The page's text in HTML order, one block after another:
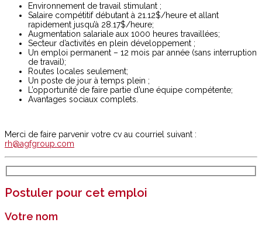
Environnement de travail stimulant ;
Salaire compétitif débutant à 21.12$/heure et allant
rapidement jusqu’à 28.17$/heure;
Augmentation salariale aux 1000 heures travaillées;
Secteur d’activités en plein développement ;
Un emploi permanent – 12 mois par année (sans interruption
de travail);
Routes locales seulement;
Un poste de jour à temps plein ;
L’opportunité de faire partie d’une équipe compétente;
Avantages sociaux complets.
Merci de faire parvenir votre cv au courriel suivant :
rh@agfgroup.com
Postuler pour cet emploi
Votre nom